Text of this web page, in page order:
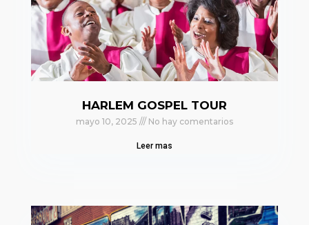
HARLEM GOSPEL TOUR
mayo 10, 2025 No hay comentarios
Leer mas